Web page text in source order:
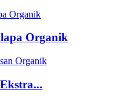
Organik